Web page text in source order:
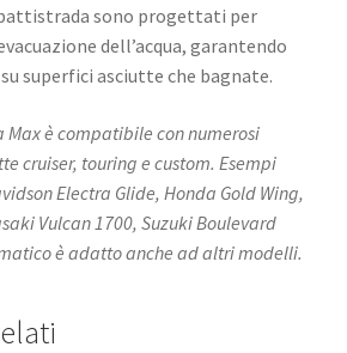
sono progettati per
dell’acqua, garantendo
superfici asciutte che bagnate.
Max è compatibile con numerosi
cruiser, touring e custom. Esempi
Electra Glide, Honda Gold Wing,
Vulcan 1700, Suzuki Boulevard
è adatto anche ad altri modelli.​